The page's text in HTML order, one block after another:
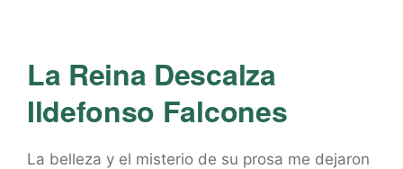
La Reina Descalza
Ildefonso Falcones
La belleza y el misterio de su prosa me dejaron